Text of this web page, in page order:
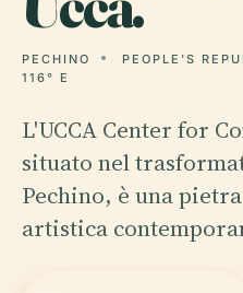
PECHINO PEOPLE'S
116° E
L'UCCA Center for
situato nel
Pechino, è una
artistica